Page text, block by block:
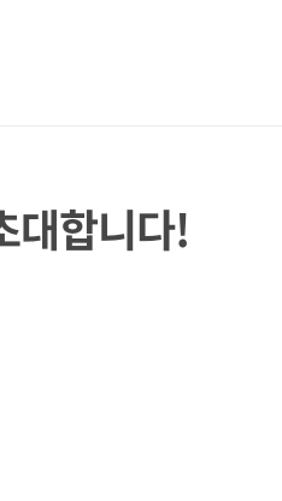
대합니다!